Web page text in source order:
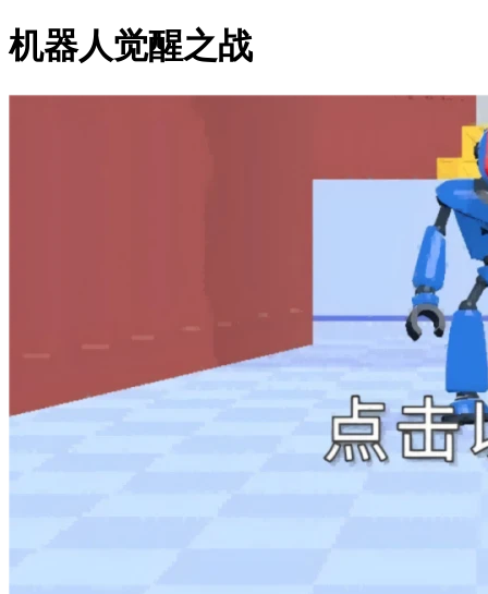
机器人觉醒之战